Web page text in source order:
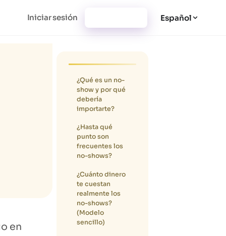
Iniciar sesión Español
en
¿Qué es un no-
showy por qué
debería
importarte?
¿Hasta qué
punto son
frecuentes los
no-shows?
¿Cuánto dinero
te cuestan
realmente los
no-shows?
(Modelo
sencillo)